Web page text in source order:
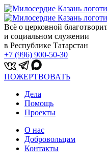
Всё о церковной
и социальном служении
в Республике Татарстан
+7 (996) 900-50-30
ПОЖЕРТВОВАТЬ
Дела
Помощь
Проекты
О нас
Добровольцам
Контакты